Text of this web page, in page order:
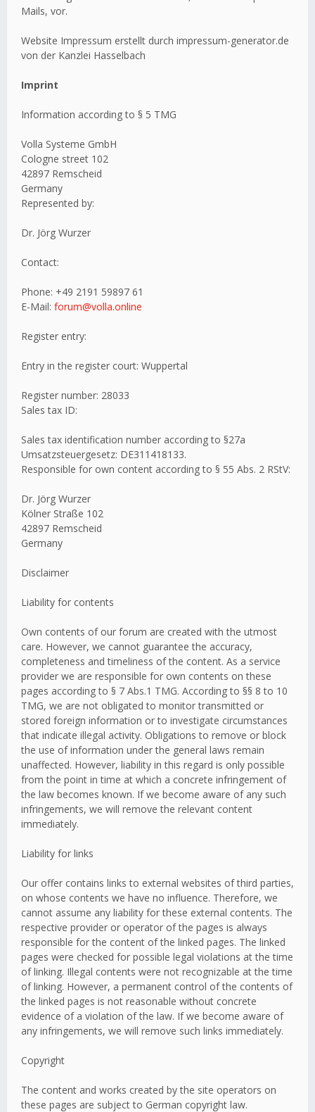
Mails, vor.
Website Impressum erstellt durch impressum-generator.de
von der Kanzlei Hasselbach
Imprint
Information according to § 5 TMG
Volla Systeme GmbH
Cologne street 102
42897 Remscheid
Germany
Represented by:
Dr. Jörg Wurzer
Contact:
Phone: +49 2191 59897 61
E-Mail: forum@volla.online
Register entry:
Entry in the register court: Wuppertal
Register number: 28033
Sales tax ID:
Sales tax identification number according to §27a
Umsatzsteuergesetz: DE311418133.
Responsible for own content according to § 55 Abs. 2 RStV:
Dr. Jörg Wurzer
Kölner Straße 102
42897 Remscheid
Germany
Disclaimer
Liability for contents
Own contents of our forum are created with the utmost
care. However, we cannot guarantee the accuracy,
completeness and timeliness of the content. As a service
provider we are responsible for own contents on these
pages according to § 7 Abs.1 TMG. According to §§ 8 to 10
TMG, we are not obligated to monitor transmitted or
stored foreign information or to investigate circumstances
that indicate illegal activity. Obligations to remove or block
the use of information under the general laws remain
unaffected. However, liability in this regard is only possible
from the point in time at which a concrete infringement of
the law becomes known. If we become aware of any such
infringements, we will remove the relevant content
immediately.
Liability for links
Our offer contains links to external websites of third parties,
on whose contents we have no influence. Therefore, we
cannot assume any liability for these external contents. The
respective provider or operator of the pages is always
responsible for the content of the linked pages. The linked
pages were checked for possible legal violations at the time
of linking. Illegal contents were not recognizable at the time
of linking. However, a permanent control of the contents of
the linked pages is not reasonable without concrete
evidence of a violation of the law. If we become aware of
any infringements, we will remove such links immediately.
Copyright
The content and works created by the site operators on
these pages are subject to German copyright law.